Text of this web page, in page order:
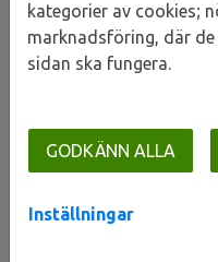
Hem Våra områden
Gränden
kategorier av cookies;
marknadsföring, där
sidan ska fungera.
GODKÄNN ALLA
Inställningar